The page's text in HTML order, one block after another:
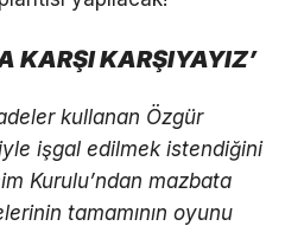
KARŞI KARŞIYAYIZ’
kullanan Özgür
işgal edilmek istendiğini
Kurulu’ndan mazbata
tamamının oyunu